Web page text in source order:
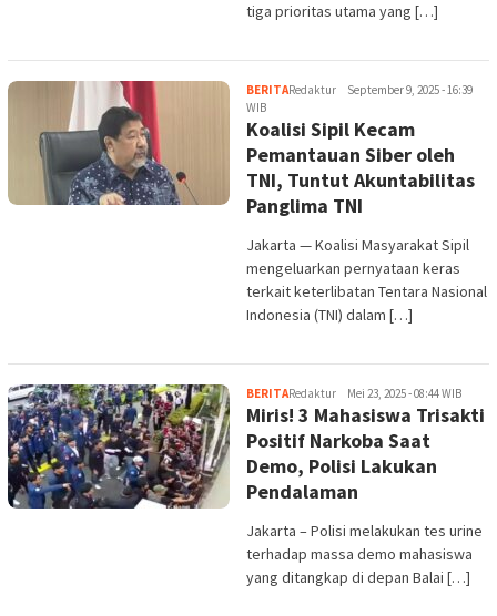
tiga prioritas utama yang […]
BERITARedaktur
September 9, 2025 - 16:39
WIB
Koalisi Sipil Kecam
Pemantauan Siber oleh
TNI, Tuntut Akuntabilitas
Panglima TNI
Jakarta — Koalisi Masyarakat Sipil
mengeluarkan pernyataan keras
terkait keterlibatan Tentara Nasional
Indonesia (TNI) dalam […]
BERITARedaktur Mei 23, 2025 - 08:44 WIB
Miris! 3 Mahasiswa Trisakti
Positif Narkoba Saat
Demo, Polisi Lakukan
Pendalaman
Jakarta – Polisi melakukan tes urine
terhadap massa demo mahasiswa
yang ditangkap di depan Balai […]